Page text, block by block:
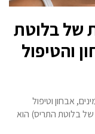
של בלוטת
והטיפול
אבחון וטיפול
של בלוטת התריס) הוא